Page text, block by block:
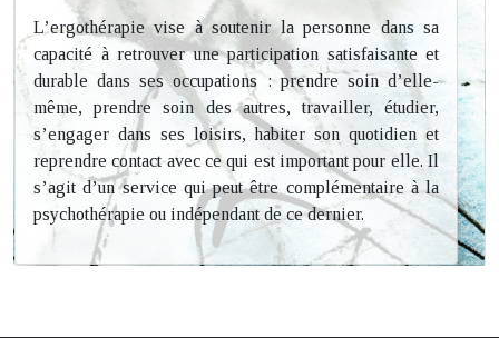
L’ergothérapie vise à soutenir la personne dans sa
capacité à retrouver une participation satisfaisante et
durable dans ses occupations : prendre soin d’elle-
même, prendre soin des autres, travailler, étudier,
s’engager dans ses loisirs, habiter son quotidien et
reprendre contact avec ce qui est important pour elle. Il
s’agit d’un service qui peut être complémentaire à la
psychothérapie ou indépendant de ce dernier.